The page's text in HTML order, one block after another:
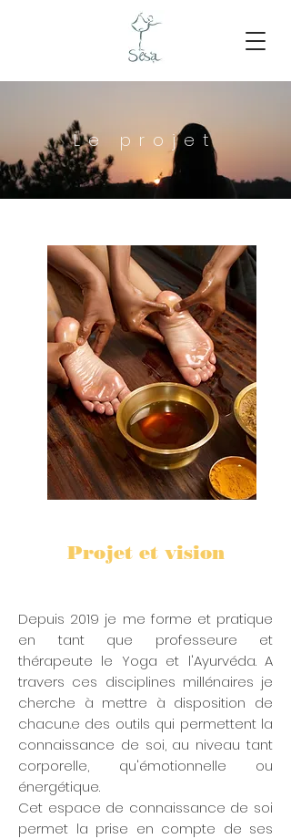
Projet et vision
​Depuis 2019 je me forme et pratique
en tant que professeure et
thérapeute le Yoga et l'Ayurvéda. A
travers ces disciplines millénaires je
cherche à mettre à disposition de
chacun.e des outils qui permettent la
connaissance de soi, au niveau tant
corporelle, qu'émotionnelle ou
énergétique.
Cet espace de connaissance de soi
permet la prise en compte de ses
Le projet